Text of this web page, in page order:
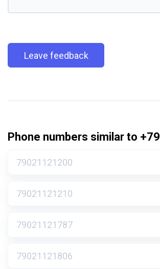
Leave feedback
Phone numbers similar to
79021121200
79021121210
79021121787
79021121806